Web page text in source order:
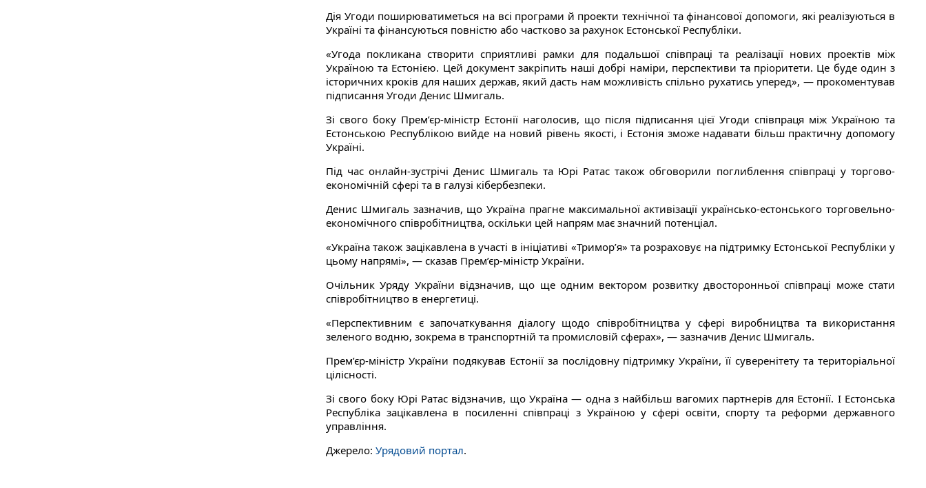
Дія Угоди поширюватиметься на всі програми й проекти технічної та фінансової допомоги, які реалізуються в
Україні та фінансуються повністю або частково за рахунок Естонської Республіки.
«Угода покликана створити сприятливі рамки для подальшої співпраці та реалізації нових проектів між
Україною та Естонією. Цей документ закріпить наші добрі наміри, перспективи та пріоритети. Це буде один з
історичних кроків для наших держав, який дасть нам можливість спільно рухатись уперед», — прокоментував
підписання Угоди Денис Шмигаль.
Зі свого боку Прем’єр-міністр Естонії наголосив, що після підписання цієї Угоди співпраця між Україною та
Естонською Республікою вийде на новий рівень якості, і Естонія зможе надавати більш практичну допомогу
Україні.
Під час онлайн-зустрічі Денис Шмигаль та Юрі Ратас також обговорили поглиблення співпраці у торгово-
економічній сфері та в галузі кібербезпеки.
Денис Шмигаль зазначив, що Україна прагне максимальної активізації українсько-естонського торговельно-
економічного співробітництва, оскільки цей напрям має значний потенціал.
«Україна також зацікавлена в участі в ініціативі «Тримор’я» та розраховує на підтримку Естонської Республіки у
цьому напрямі», — сказав Прем’єр-міністр України.
Очільник Уряду України відзначив, що ще одним вектором розвитку двосторонньої співпраці може стати
співробітництво в енергетиці.
«Перспективним є започаткування діалогу щодо співробітництва у сфері виробництва та використання
зеленого водню, зокрема в транспортній та промисловій сферах», — зазначив Денис Шмигаль.
Прем’єр-міністр України подякував Естонії за послідовну підтримку України, її суверенітету та територіальної
цілісності.
Зі свого боку Юрі Ратас відзначив, що Україна — одна з найбільш вагомих партнерів для Естонії. І Естонська
Республіка зацікавлена в посиленні співпраці з Україною у сфері освіти, спорту та реформи державного
управління.
Джерело: Урядовий портал.